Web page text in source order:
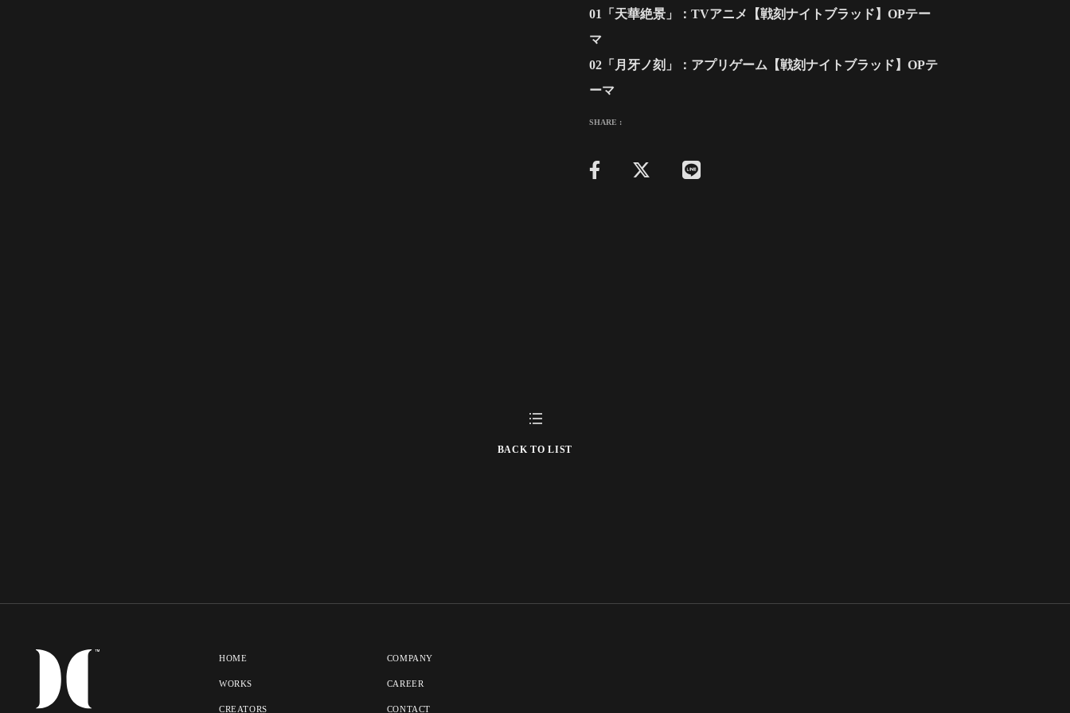
01「天華絶景」：TVアニメ【戦刻ナイトブラッド】OPテー
マ
02「月牙ノ刻」：アプリゲーム【戦刻ナイトブラッド】OPテ
ーマ
SHARE :
BACK TO LIST
HOME
WORKS
CREATORS
COMPANY
CAREER
CONTACT